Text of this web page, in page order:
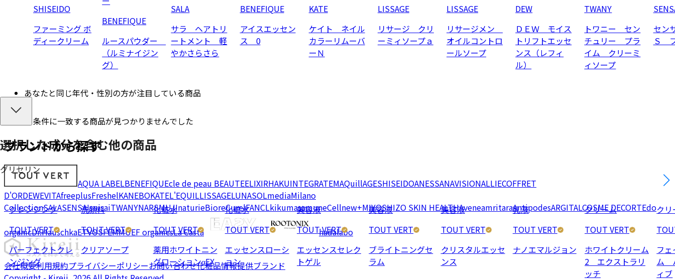
選択した成分を含む他の商品
グリセリン
クレンジング
TOUT VERT
パーフェクトクレ
ンジング
洗顔料
TOUT VERT
クリアソープ
化粧水
TOUT VERT
薬用ホワイトニン
グローションαEX
化粧水
TOUT VERT
エッセンスローシ
ョン
美容液
TOUT VERT
エッセンスセレク
トゲル
美容液
TOUT VERT
ブライトニングセ
ラム
美容液
TOUT VERT
クリスタルエッセ
ンス
乳液
TOUT VERT
ナノエマルジョン
クリーム
TOUT VERT
ホワイトクリーム
2 エクストラリ
ッチ
ク
フ
ム
ィブ
SHISEIDO
ファーミング ボ
ディークリーム
BENEFIQUE
ルースパウダー
（ルミナイジン
グ）
SALA
サラ ヘアトリ
ートメント 軽
やかさらさら
BENEFIQUE
アイスエッセン
ス 0
KATE
ケイト ネイル
カラーリムーバ
ーＮ
LISSAGE
リサージ クリ
ーミィソープａ
LISSAGE
リサージメン
オイルコントロ
ールソープ
DEW
ＤＥＷ モイス
トリフトエッセ
ンス（レフィ
ル）
TWANY
トワニー セン
チュリー プラ
イム クリーミ
ィソープ
セン
Ｓ
あなたと同じ年代・性別の方が注目している商品
条件に一致する商品が見つかりませんでした
ブランドから探す
AQUA LABELBENEFIQUEcle de peau BEAUTEELIXIRHAKUINTEGRATEMAQuillAGESHISEIDOANESSANAVISIONALLIECOFFRET
D'ORDEWEVITAfreeplusFreshelKANEBOKATEL'EQUILLISSAGELUNASOLmediaMilano
CollectionSALASENSAIsuisaiTWANYNARSMUJInaturieBioreCurelFANCLkikumasamuneCellnew+MIYOSHIZO SKIN HEALTHAveneamritaraAntipodesARGITALCOSME DECORTEdo
organicDr.HauschkaETVOSFEMMUEF organicsLa Casta hadalabo
会社概要利用規約プライバシーポリシーお問い合わせ化粧品情報提供ブランド